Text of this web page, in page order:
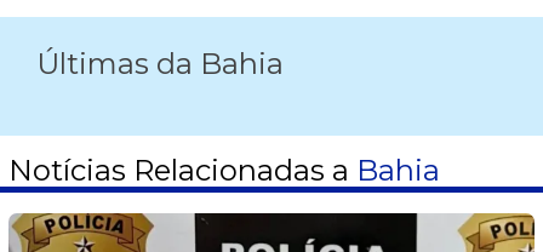
Últimas da Bahia
Notícias Relacionadas a Bahia